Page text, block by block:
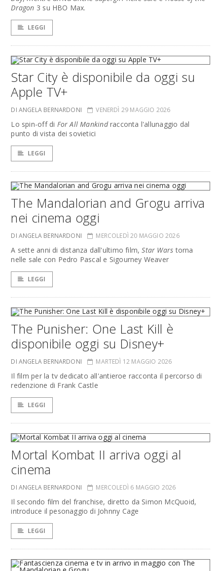
Dragon 3 su HBO Max.
LEGGI
Star City è disponibile da oggi su
Apple TV+
DI ANGELA BERNARDONI VENERDÌ 29 MAGGIO 2026
Lo spin-off di For All Mankindracconta l'allunaggio dal
punto di vista dei sovietici
LEGGI
The Mandalorian and Grogu arriva
nei cinema oggi
DI ANGELA BERNARDONI MERCOLEDÌ 20 MAGGIO 2026
A sette anni di distanza dall'ultimo film,Star Wars torna
nelle sale con Pedro Pascal e Sigourney Weaver
LEGGI
The Punisher: One Last Kill è
disponibile oggi su Disney+
DI ANGELA BERNARDONI MARTEDÌ 12 MAGGIO 2026
Il film per la tv dedicato all'antieroe racconta il percorso di
redenzione di Frank Castle
LEGGI
Mortal Kombat II arriva oggi al
cinema
DI ANGELA BERNARDONI MERCOLEDÌ 6 MAGGIO 2026
Il secondo film del franchise, diretto da Simon McQuoid,
introduce il pesonaggio di Johnny Cage
LEGGI